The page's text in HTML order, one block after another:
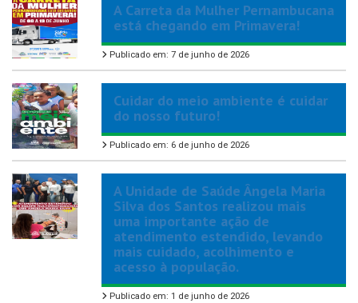
A Carreta da Mulher Pernambucana
está chegando em Primavera!
Publicado em: 7 de junho de 2026
Cuidar do meio ambiente é cuidar
do nosso futuro!
Publicado em: 6 de junho de 2026
A Unidade de Saúde Ângela Maria
Silva dos Santos realizou mais
uma importante ação de
atendimento estendido, levando
mais cuidado, acolhimento e
acesso à população.
Publicado em: 1 de junho de 2026